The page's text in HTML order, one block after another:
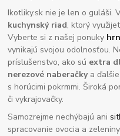
Ikotliky.sk nie je len o guláši.
kuchynský riad, ktorý
Vyberte si z našej ponuky
vynikajú svojou odolnosťou.
príslušenstvo, ako sú extra
nerezové naberačkya ďalšie
s horúcimi pokrmmi. Široká
či vykrajovačky.
Samozrejme nechýbajú ani
spracovanie ovocia a